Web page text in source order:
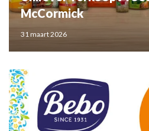
McCormick
31 maart 2026